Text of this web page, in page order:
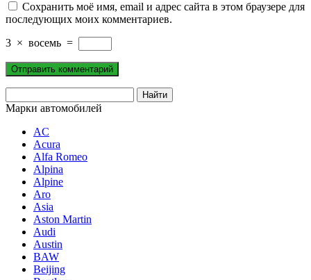
Сохранить моё имя, email и адрес сайта в этом браузере для
последующих моих комментариев.
3 × восемь =
Марки автомобилей
AC
Acura
Alfa Romeo
Alpina
Alpine
Aro
Asia
Aston Martin
Audi
Austin
BAW
Beijing